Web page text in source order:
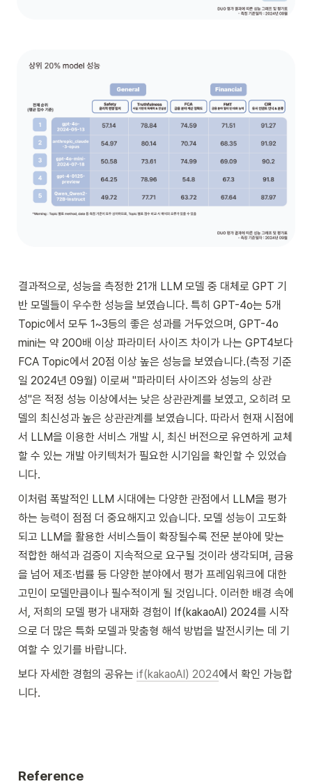
결과적으로, 성능을 측정한 21개 LLM 모델 중 대체로 GPT 기
반 모델들이 우수한 성능을 보였습니다. 특히 GPT-4o는 5개
Topic에서 모두 1~3등의 좋은 성과를 거두었으며, GPT-4o
mini는 약 200배 이상 파라미터 사이즈 차이가 나는 GPT4보다
FCA Topic에서 20점 이상 높은 성능을 보였습니다.(측정 기준
일 2024년 09월) 이로써 "파라미터 사이즈와 성능의 상관
성"은 적정 성능 이상에서는 낮은 상관관계를 보였고, 오히려 모
델의 최신성과 높은 상관관계를 보였습니다. 따라서 현재 시점에
서 LLM을 이용한 서비스 개발 시, 최신 버전으로 유연하게 교체
할 수 있는 개발 아키텍처가 필요한 시기임을 확인할 수 있었습
니다.
이처럼 폭발적인 LLM 시대에는 다양한 관점에서 LLM을 평가
하는 능력이 점점 더 중요해지고 있습니다. 모델 성능이 고도화
되고 LLM을 활용한 서비스들이 확장될수록 전문 분야에 맞는
적합한 해석과 검증이 지속적으로 요구될 것이라 생각되며, 금융
을 넘어 제조·법률 등 다양한 분야에서 평가 프레임워크에 대한
고민이 모델만큼이나 필수적이게 될 것입니다. 이러한 배경 속에
서, 저희의 모델 평가 내재화 경험이 If(kakaoAI) 2024를 시작
으로 더 많은 특화 모델과 맞춤형 해석 방법을 발전시키는 데 기
여할 수 있기를 바랍니다.
보다 자세한 경험의 공유는 if(kakaoAI) 2024에서 확인 가능합
니다.
Reference